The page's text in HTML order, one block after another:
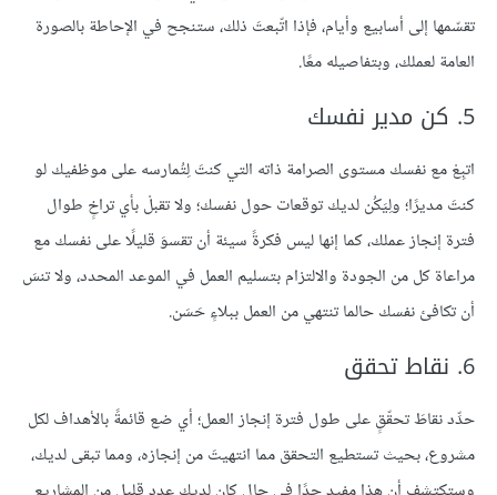
تقسّمها إلى أسابيع وأيام، فإذا اتّبعتَ ذلك، ستنجح في الإحاطة بالصورة
العامة لعملك، وبتفاصيله معًا.
5. كن مدير نفسك
اتبِعْ مع نفسك مستوى الصرامة ذاته التي كنتَ لِتُمارسه على موظفيك لو
كنتَ مديرًا؛ ولِيَكُن لديك توقعات حول نفسك؛ ولا تقبلْ بأي تراخٍ طوال
فترة إنجاز عملك، كما إنها ليس فكرةً سيئة أن تقسوَ قليلًا على نفسك مع
مراعاة كل من الجودة والالتزام بتسليم العمل في الموعد المحدد، ولا تنسَ
أن تكافئ نفسك حالما تنتهي من العمل ببلاءٍ حَسَن.
6. نقاط تحقق
حدِّد نقاطَ تحقّقٍ على طول فترة إنجاز العمل؛ أي ضع قائمةً بالأهداف لكل
مشروع، بحيث تستطيع التحقق مما انتهيتَ من إنجازه، ومما تبقى لديك،